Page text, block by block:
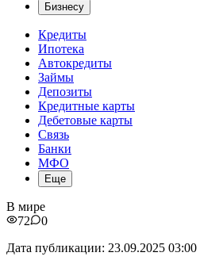
Бизнесу
Кредиты
Ипотека
Автокредиты
Займы
Депозиты
Кредитные карты
Дебетовые карты
Связь
Банки
МФО
Еще
В мире
72
0
Дата публикации: 23.09.2025 03:00